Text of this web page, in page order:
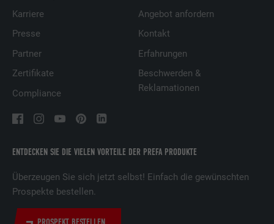
ENTDECKEN SIE DIE VIELEN VORTEILE DER PREFA PRODUKTE
Überzeugen Sie sich jetzt selbst! Einfach die gewünschten
Prospekte bestellen.
Karriere
Presse
Partner
Zertifikate
Compliance
Angebot anfordern
Kontakt
Erfahrungen
Beschwerden &
Reklamationen